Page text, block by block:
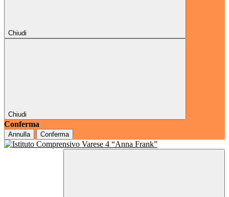
Chiudi
Chiudi
Conferma
Annulla Conferma